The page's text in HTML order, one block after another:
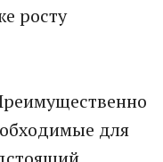
росту
для